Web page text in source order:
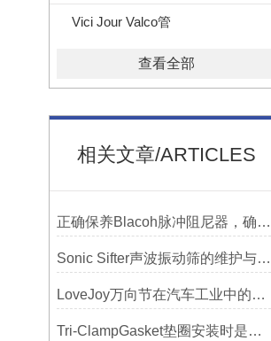
Vici Jour Valco管
查看全部
相关文章/ARTICLES
正确保养Blacoh脉冲阻尼器，确保长期稳定运行
Sonic Sifter声波振动筛的维护与保养指南
LoveJoy万向节在汽车工业中的重要性
Tri-ClampGasket垫圈安装时是否需要涂抹润滑剂或密封脂？